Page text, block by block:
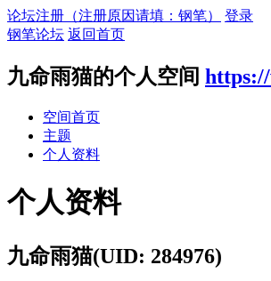
论坛注册（注册原因请填：钢笔）
登录
钢笔论坛 返回首页
九命雨猫的个人空间 https://
空间首页
主题
个人资料
个人资料
九命雨猫(UID: 284976)